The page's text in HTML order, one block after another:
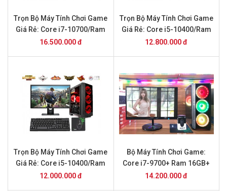
Trọn Bộ Máy Tính Chơi Game
Giá Rẻ: Core i7-10700/Ram
8GB/SSD 240/GTX1050Ti và
16.500.000 đ
Trọn Bộ Máy Tính Chơi Game
Giá Rẻ: Core i5-10400/Ram
16GB/SSD 240/GTX1650 và
12.800.000 đ
Trọn Bộ Máy Tính Chơi Game
Giá Rẻ: Core i5-10400/Ram
8GB/SSD 240/GTX1050Ti và
12.000.000 đ
Bộ Máy Tính Chơi Game:
Core i7-9700+ Ram 16GB+
SSD 256+ Vga GTX1650 +
14.200.000 đ